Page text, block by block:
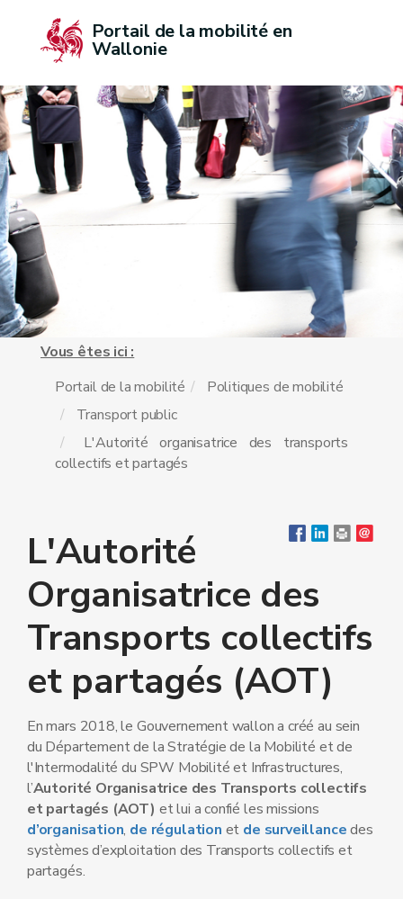
Portail de la mobilité en
Wallonie
Vous êtes ici :
Portail de la mobilité
Politiques de mobilité
Transport public
L'Autorité organisatrice des transports
collectifs et partagés
L'Autorité
Organisatrice des
Transports collectifs
et partagés (AOT)
En mars 2018, le Gouvernement wallon a créé au sein
du Département de la Stratégie de la Mobilité et de
l'Intermodalité du SPW Mobilité et Infrastructures,
l’Autorité Organisatrice des Transports collectifs
et partagés (AOT) et lui a confié les missions
d’organisation, de régulation et de surveillancedes
systèmes d’exploitation des Transports collectifs et
partagés.